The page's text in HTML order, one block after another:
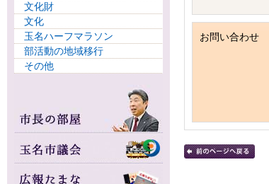
文化財
文化
玉名ハーフマラソン
部活動の地域移行
その他
お問い合わせ